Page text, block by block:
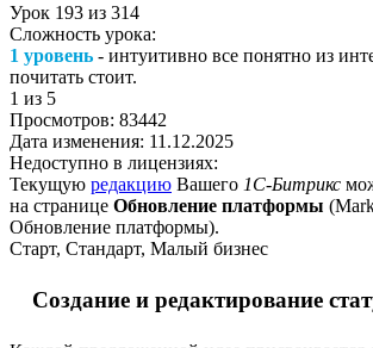
Урок 193 из 314
Сложность урока:
1 уровень - интуитивно все понятно из
почитать стоит.
1 из 5
Просмотров: 83442
Дата изменения: 11.12.2025
Недоступно в лицензиях:
Текущую редакцию Вашего 1С-Битрикс
на странице Обновление платформы (
Обновление платформы).
Старт, Стандарт, Малый бизнес
Создание и редактирование